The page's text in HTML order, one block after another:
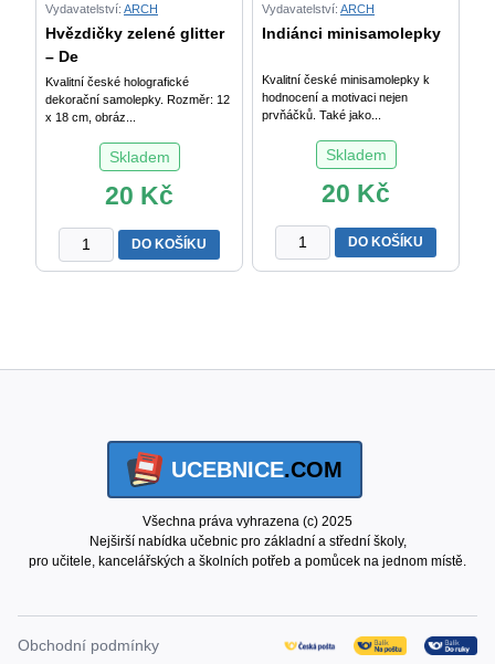
Vydavatelství: ARCH
Hvězdičky zelené glitter
– De
Kvalitní české holografické
dekorační samolepky. Rozměr: 12
x 18 cm, obráz...
Skladem
20 Kč
Hvězdičky
zelené
DO KOŠÍKU
Vydavatelství: ARCH
Indiánci minisamolepky
Kvalitní české minisamolepky k
hodnocení a motivaci nejen
prvňáčků. Také jako...
Skladem
20 Kč
Indiánci
minisamolepky
DO KOŠÍKU
UCEBNICE.COM
Všechna práva vyhrazena (c) 2025
Nejširší nabídka učebnic pro základní a střední školy,
pro učitele, kancelářských a školních potřeb a pomůcek na jednom místě.
Obchodní podmínky